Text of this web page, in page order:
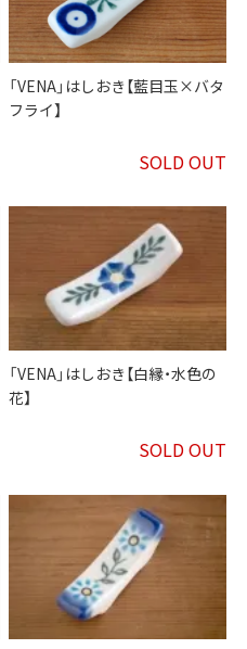
「VENA」はしおき【藍目玉×バタ
フライ】
SOLD OUT
「VENA」はしおき【白縁・水色の
花】
SOLD OUT